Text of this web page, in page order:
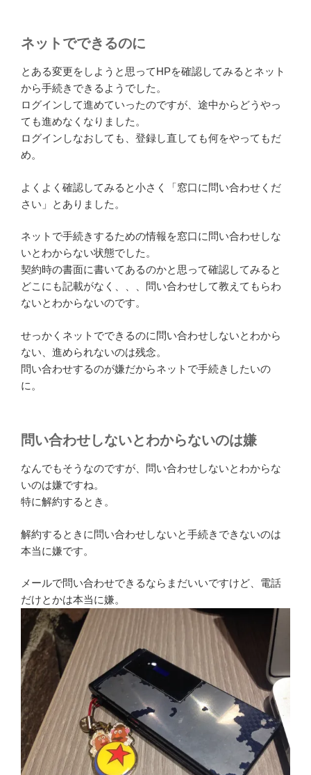
ネットでできるのに
とある変更をしようと思ってHPを確認してみるとネット
から手続きできるようでした。
ログインして進めていったのですが、途中からどうやっ
ても進めなくなりました。
ログインしなおしても、登録し直しても何をやってもだ
め。
よくよく確認してみると小さく「窓口に問い合わせくだ
さい」とありました。
ネットで手続きするための情報を窓口に問い合わせしな
いとわからない状態でした。
契約時の書面に書いてあるのかと思って確認してみると
どこにも記載がなく、、、問い合わせして教えてもらわ
ないとわからないのです。
せっかくネットでできるのに問い合わせしないとわから
ない、進められないのは残念。
問い合わせするのが嫌だからネットで手続きしたいの
に。
問い合わせしないとわからないのは嫌
なんでもそうなのですが、問い合わせしないとわからな
いのは嫌ですね。
特に解約するとき。
解約するときに問い合わせしないと手続きできないのは
本当に嫌です。
メールで問い合わせできるならまだいいですけど、電話
だけとかは本当に嫌。